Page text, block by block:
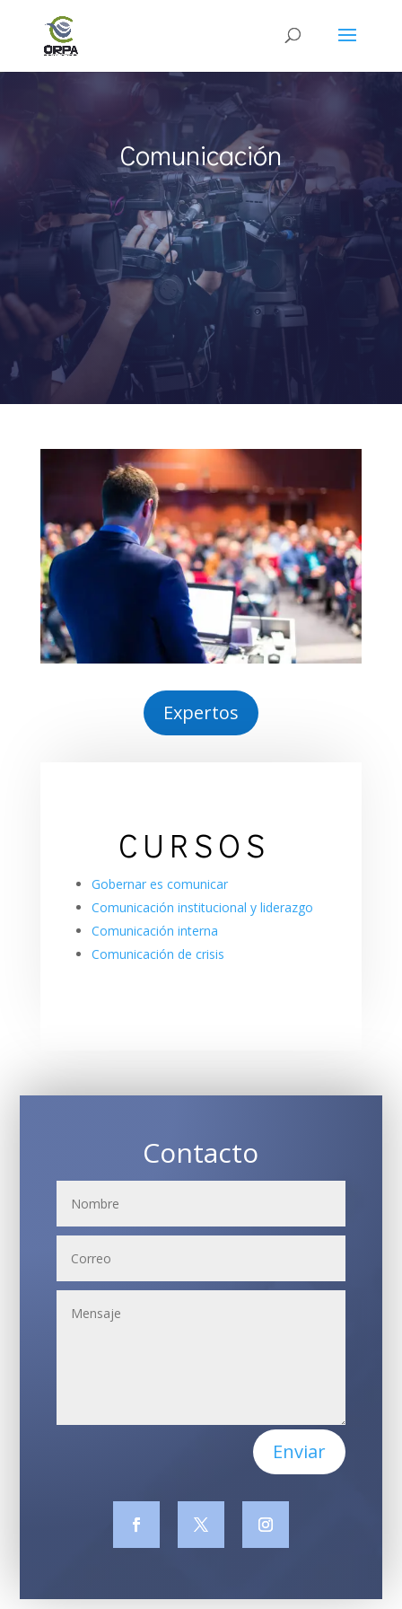
Comunicación
Expertos
CURSOS
Gobernar es comunicar ​
Comunicación institucional y liderazgo​
Comunicación interna
Comunicación de crisis​
Contacto
Enviar